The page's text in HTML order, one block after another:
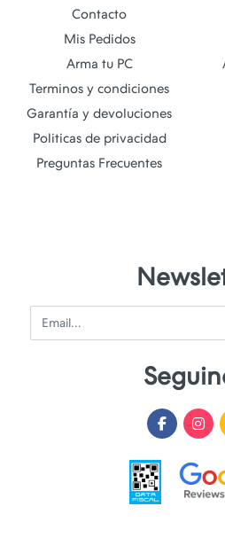
Contacto
Mis Pedidos
Arma tu PC
Terminos y condiciones
Garantía y devoluciones
Politicas de privacidad
Preguntas Frecuentes
Email